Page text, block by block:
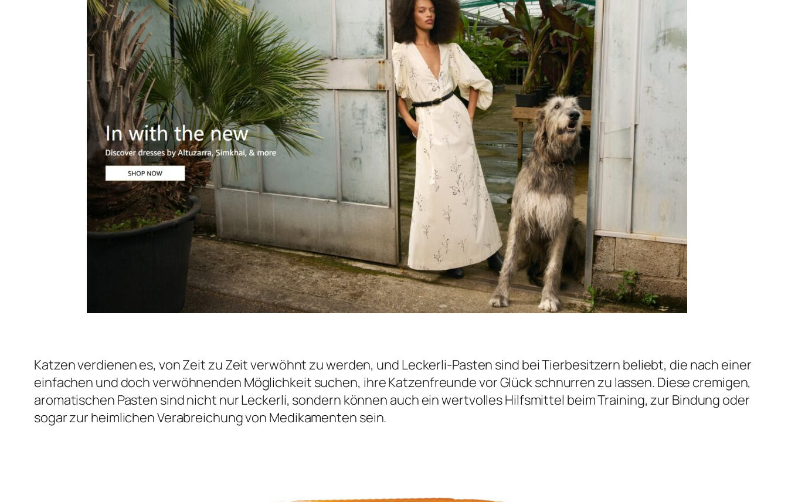
Katzen verdienen es, von Zeit zu Zeit verwöhnt zu werden, und Leckerli-Pasten sind bei Tierbesitzern beliebt, die nach einer
einfachen und doch verwöhnenden Möglichkeit suchen, ihre Katzenfreunde vor Glück schnurren zu lassen. Diese cremigen,
aromatischen Pasten sind nicht nur Leckerli, sondern können auch ein wertvolles Hilfsmittel beim Training, zur Bindung oder
sogar zur heimlichen Verabreichung von Medikamenten sein.